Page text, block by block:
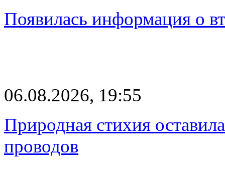
Появилась информация о
06.08.2026, 19:55
Природная стихия
проводов